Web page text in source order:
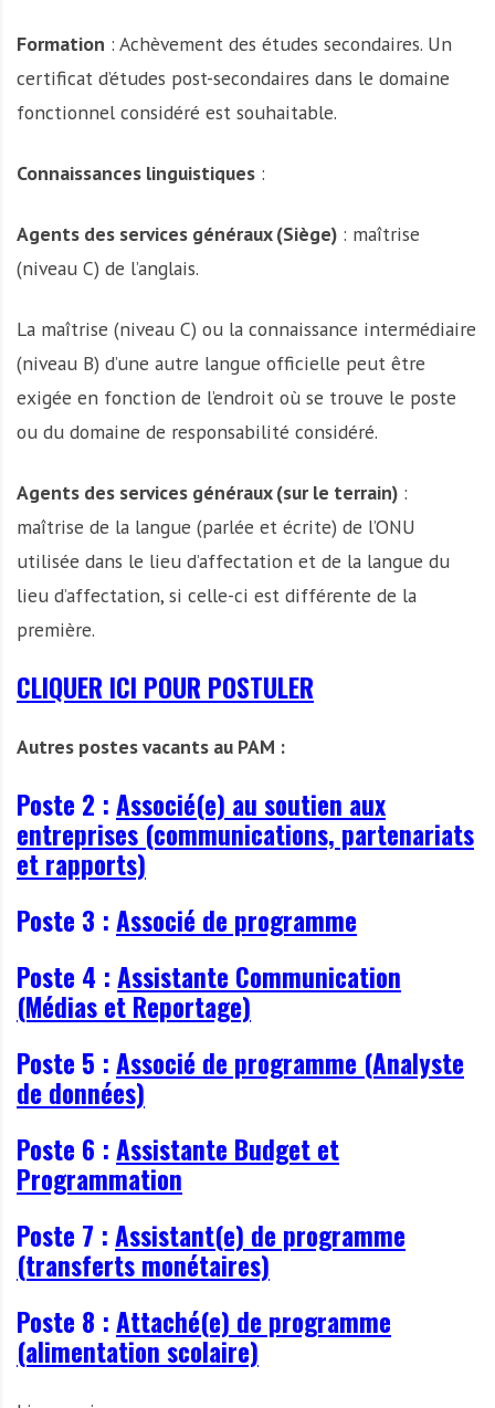
Formation : Achèvement des études secondaires. Un
certificat d’études post-secondaires dans le domaine
fonctionnel considéré est souhaitable.
Connaissances linguistiques :
Agents des services généraux (Siège) : maîtrise
(niveau C) de l’anglais.
La maîtrise (niveau C) ou la connaissance intermédiaire
(niveau B) d’une autre langue officielle peut être
exigée en fonction de l’endroit où se trouve le poste
ou du domaine de responsabilité considéré.
Agents des services généraux (sur le terrain) :
maîtrise de la langue (parlée et écrite) de l’ONU
utilisée dans le lieu d’affectation et de la langue du
lieu d’affectation, si celle-ci est différente de la
première.
CLIQUER ICI POUR POSTULER
Autres postes vacants au PAM :
Poste 2 : Associé(e) au soutien aux
entreprises (communications, partenariats
et rapports)
Poste 3 : Associé de programme
Poste 4 : Assistante Communication
(Médias et Reportage)
Poste 5 : Associé de programme (Analyste
de données)
Poste 6 : Assistante Budget et
Programmation
Poste 7 : Assistant(e) de programme
(transferts monétaires)
Poste 8 : Attaché(e) de programme
(alimentation scolaire)